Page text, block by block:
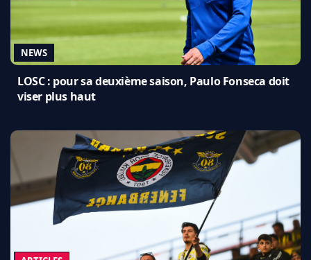
NEWS
LOSC : pour sa deuxième saison, Paulo Fonseca doit
viser plus haut